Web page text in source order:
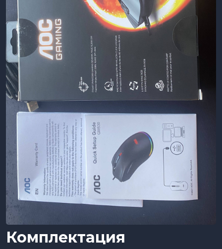
Комплектация